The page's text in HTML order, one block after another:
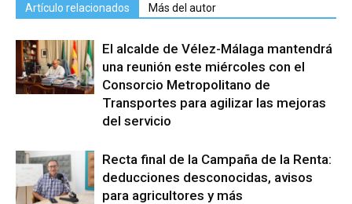
Artículo relacionados Más del autor
El alcalde de Vélez-Málaga mantendrá
una reunión este miércoles con el
Consorcio Metropolitano de
Transportes para agilizar las mejoras
del servicio
Recta final de la Campaña de la Renta:
deducciones desconocidas, avisos
para agricultores y más